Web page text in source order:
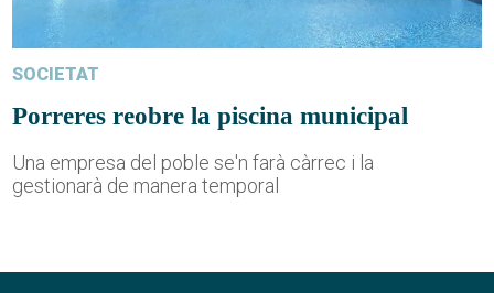
SOCIETAT
Porreres reobre la piscina municipal
Una empresa del poble se'n farà càrrec i la
gestionarà de manera temporal